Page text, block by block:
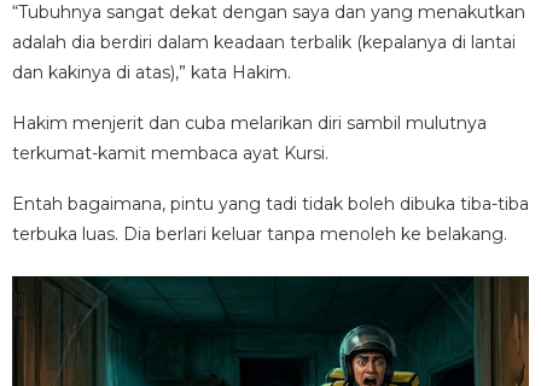
“Tubuhnya sangat dekat dengan saya dan yang menakutkan
adalah dia berdiri dalam keadaan terbalik (kepalanya di lantai
dan kakinya di atas),” kata Hakim.
Hakim menjerit dan cuba melarikan diri sambil mulutnya
terkumat-kamit membaca ayat Kursi.
Entah bagaimana, pintu yang tadi tidak boleh dibuka tiba-tiba
terbuka luas. Dia berlari keluar tanpa menoleh ke belakang.